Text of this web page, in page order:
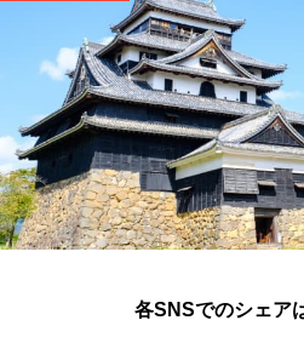
各SNSでのシェア